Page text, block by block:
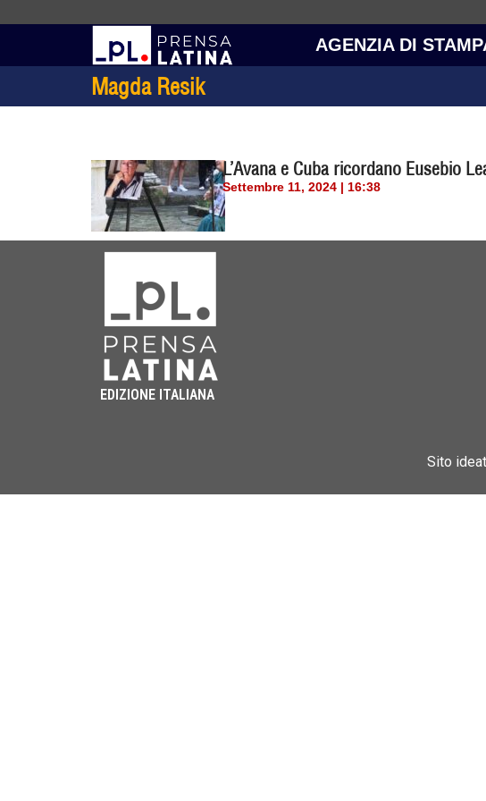
AGENZIA DI
Magda Resik
L’Avana e Cuba ricordano Eusebio
Settembre 11, 2024 | 16:38
EDIZIONE ITALIANA
Sito